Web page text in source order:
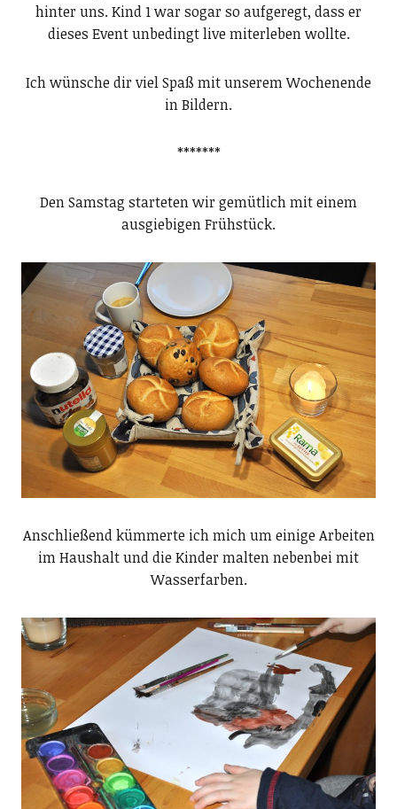
hinter uns. Kind 1 war sogar so aufgeregt, dass er
dieses Event unbedingt live miterleben wollte.
Ich wünsche dir viel Spaß mit unserem Wochenende
in Bildern.
*******
Den Samstag starteten wir gemütlich mit einem
ausgiebigen Frühstück.
Anschließend kümmerte ich mich um einige Arbeiten
im Haushalt und die Kinder malten nebenbei mit
Wasserfarben.